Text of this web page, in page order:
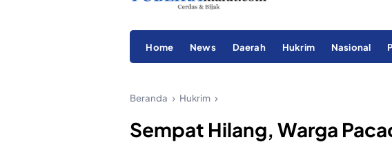
Home News Daerah Hukrim Nasional
Beranda Hukrim
Sempat Hilang, Warga